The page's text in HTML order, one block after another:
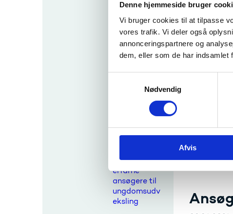
Denne hjemmeside bruger
Vi bruger cookies til at tilpasse
vores trafik. Vi deler også
annonceringspartnere og
dem, eller som de har indsamlet
v
Nødvendig
Afvis
e Erasmus+
tilbyder
morgendage
ns
europæiske
arkitekter
Partnerskabs
kommunale
ådet
sus for
erfarne
ansøgere til
ungdomsudv
eksling
Seminaret
Da
komme i
for at
Udgifter til